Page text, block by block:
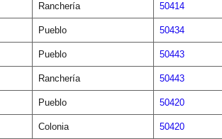
Ranchería 50414
Pueblo 50434
Pueblo 50443
Ranchería 50443
Pueblo 50420
Colonia 50420